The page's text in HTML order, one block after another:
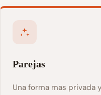
Parejas
Una forma mas privada